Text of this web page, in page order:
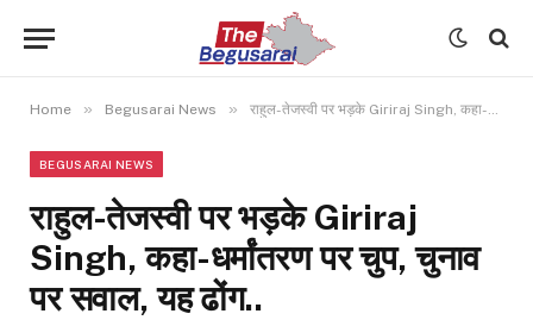
Home » Begusarai News » राहुल-तेजस्वी पर भड़के Giriraj Singh, कहा-धर्मांतरण पर चुप, चुनाव पर सवाल, यह ढोंग..
BEGUSARAI NEWS
राहुल-तेजस्वी पर भड़के Giriraj
Singh, कहा-धर्मांतरण पर चुप, चुनाव
पर सवाल, यह ढोंग..